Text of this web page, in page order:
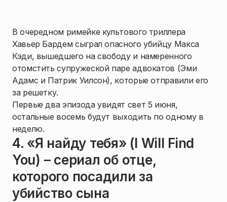
В очередном римейке культового триллера
Хавьер Бардем сыграл опасного убийцу Макса
Кэди, вышедшего на свободу и намеренного
отомстить супружеской паре адвокатов (Эми
Адамс и Патрик Уилсон), которые отправили его
за решетку.
Первые два эпизода увидят свет 5 июня,
остальные восемь будут выходить по одному в
неделю.
4. «Я найду тебя» (I Will Find
You) – сериал об отце,
которого посадили за
убийство сына